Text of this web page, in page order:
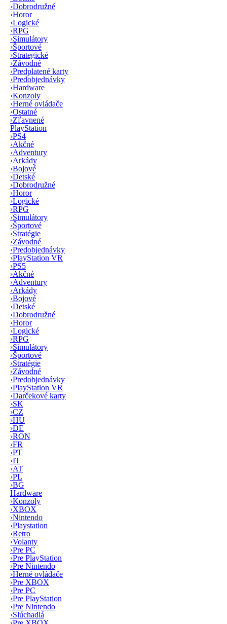
›Dobrodružné
›Horor
›Logické
›RPG
›Simulátory
›Športové
›Strategické
›Závodné
›Predplatené karty
›Predobjednávky
›Hardware
›Konzoly
›Herné ovládače
›Ostatné
›Zľavnené
PlayStation
›PS4
›Akčné
›Adventury
›Arkády
›Bojové
›Detské
›Dobrodružné
›Horor
›Logické
›RPG
›Simulátory
›Športové
›Stratégie
›Závodné
›Predobjednávky
›PlayStation VR
›PS5
›Akčné
›Adventury
›Arkády
›Bojové
›Detské
›Dobrodružné
›Horor
›Logické
›RPG
›Simulátory
›Športové
›Stratégie
›Závodné
›Predobjednávky
›PlayStation VR
›Darčekové karty
›SK
›CZ
›HU
›DE
›RON
›FR
›PT
›IT
›AT
›PL
›BG
Hardware
›Konzoly
›XBOX
›Nintendo
›Playstation
›Retro
›Volanty
›Pre PC
›Pre PlayStation
›Pre Nintendo
›Herné ovládače
›Pre XBOX
›Pre PC
›Pre PlayStation
›Pre Nintendo
›Slúchadlá